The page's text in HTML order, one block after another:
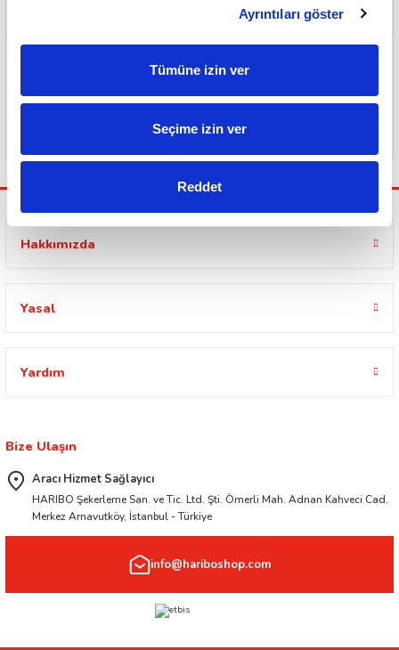
Ayrıntıları göster
Tümüne izin ver
Seçime izin ver
Reddet
Güvenli Ödeme Sistemi
Hakkımızda
Yasal
Yardım
Bize Ulaşın
Aracı Hizmet Sağlayıcı
HARIBO Şekerleme San. ve Tic. Ltd. Şti. Ömerli Mah. Adnan Kahveci Cad.
Merkez Arnavutköy, İstanbul - Türkiye
info@hariboshop.com